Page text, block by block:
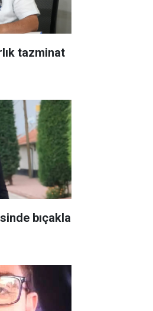
tazminat
bıçakla